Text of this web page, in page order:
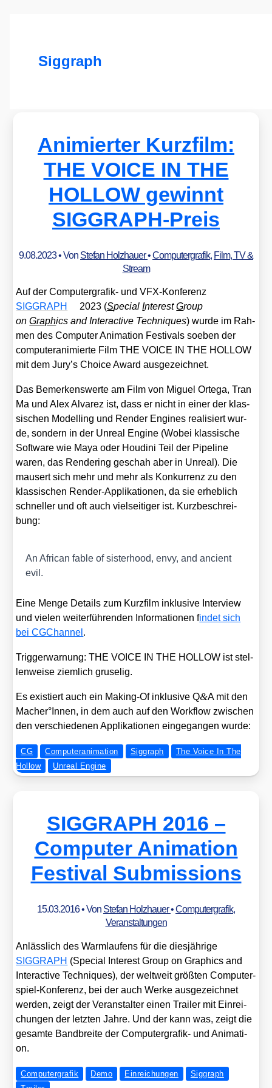
Siggraph
Animierter Kurzfilm:
THE VOICE IN THE
HOLLOW gewinnt
SIGGRAPH-Preis
9.08.2023• Von Stefan Holzhauer•Computergrafik, Film, TV &
Stream
Auf der Com­pu­ter­gra­fik- und VFX-Kon­fe­renz
SIGGRAPH
2023 (SpecialInte­restGroup
onGraphics and Inter­ac­ti­ve Tech­ni­ques) wur­de im Rah­
men des Com­pu­ter Ani­ma­ti­on Fes­ti­vals soeben der
com­pu­ter­ani­mier­te Film THE VOICE IN THE HOLLOW
mit dem Jury’s Choice Award aus­ge­zeich­net.
Das Bemer­kens­wer­te am Film von Miguel Orte­ga, Tran
Ma und Alex Alva­rez ist, dass er nicht in einer der klas­
si­schen Model­ling und Ren­der Engi­nes rea­li­siert wur­
de, son­dern in der Unre­al Engi­ne (Wobei klas­si­sche
Soft­ware wie Maya oder Hou­di­ni Teil der Pipe­line
waren, das Ren­de­ring geschah aber in Unre­al). Die
mau­sert sich mehr und mehr als Kon­kur­renz zu den
klas­si­schen Ren­der-Appli­ka­tio­nen, da sie erheb­lich
schnel­ler und oft auch viel­sei­ti­ger ist. Kurz­be­schrei­
bung:
An Afri­can fable of sis­ter­hood, envy, and anci­ent
evil.
Eine Men­ge Details zum Kurz­film inklu­si­ve Inter­view
und vie­len wei­ter­füh­ren­den Infor­ma­tio­nen findet sich
bei CGChan­nel .
Trig­ger­war­nung: THE VOICE IN THE HOLLOW ist stel­
len­wei­se ziem­lich gru­se­lig.
Es exis­tiert auch ein Making-Of inklu­si­ve Q&A mit den
Macher°Innen, in dem auch auf den Work­flow zwi­schen
den ver­schie­de­nen Appli­ka­tio­nen ein­ge­gan­gen wur­de:
CG Computeranimation Siggraph
The Voice In The
Hollow
Unreal Engine
SIGGRAPH 2016 –
Computer Animation
Festival Submissions
15.03.2016• Von Stefan Holzhauer•Computergrafik,
Veranstaltungen
Anläss­lich des Warm­lau­fens für die dies­jäh­ri­ge
SIGGRAPH (Spe­cial Inte­rest Group on Gra­phics and
Inter­ac­ti­ve Tech­ni­ques), der welt­weit größ­ten Com­pu­ter­
spiel-Kon­fe­renz, bei der auch Wer­ke aus­ge­zeich­net
wer­den, zeigt der Ver­an­stal­ter einen Trai­ler mit Ein­rei­
chun­gen der letz­ten Jah­re. Und der kann was, zeigt die
gesam­te Band­brei­te der Com­pu­ter­gra­fik- und Ani­ma­ti­
on.
Computergrafik Demo Einreichungen
Siggraph